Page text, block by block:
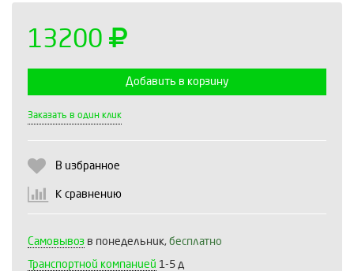
13200
Добавить в корзину
Заказать в один клик
В избранное
К сравнению
Самовывоз в понедельник, бесплатно
Транспортной компанией 1-5 д